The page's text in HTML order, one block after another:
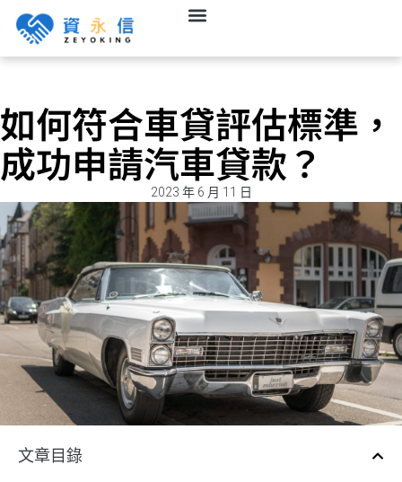
如何符合車貸評估標準，
成功申請汽車貸款？
2023 年 6 月 11 日
文章目錄